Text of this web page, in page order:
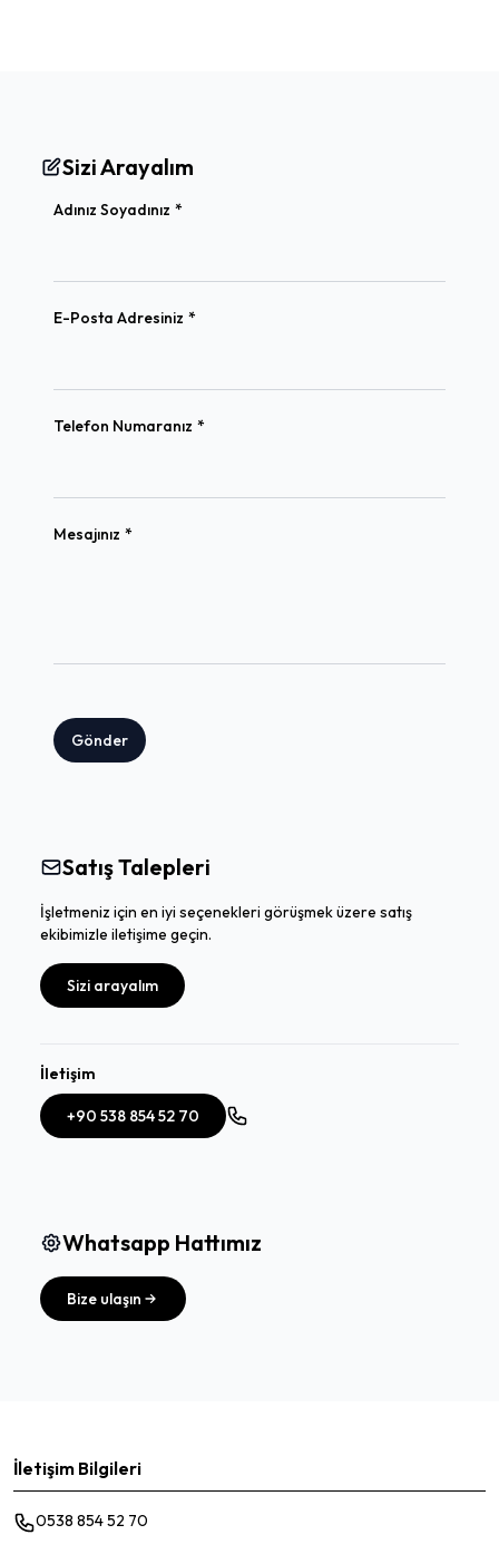
Sizi Arayalım
Adınız Soyadınız *
E-Posta Adresiniz *
Telefon Numaranız *
Mesajınız *
Gönder
Satış Talepleri
İşletmeniz için en iyi seçenekleri görüşmek üzere satış
ekibimizle iletişime geçin.
Sizi arayalım
İletişim
+90 538 854 52 70
Whatsapp Hattımız
Bize ulaşın
İletişim Bilgileri
0538 854 52 70